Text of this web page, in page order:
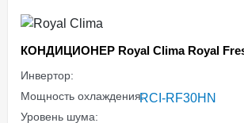
КОНДИЦИОНЕР Royal Clima Royal
Инвертор:
Мощность охлаждения:
Уровень шума: